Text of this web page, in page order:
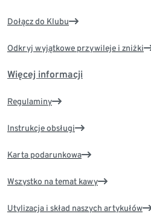
Dołącz do Klubu
Odkryj wyjątkowe przywileje i zniżki
Więcej informacji
Regulaminy
Instrukcje obsługi
Karta podarunkowa
Wszystko na temat kawy
Utylizacja i skład naszych artykułów